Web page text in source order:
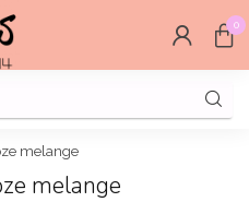
0
melange
melange